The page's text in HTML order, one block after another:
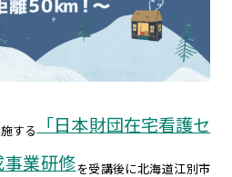
する
「日本財団在宅看護セ
業研修を受講後に北海道江別市